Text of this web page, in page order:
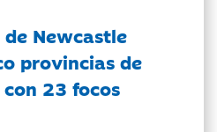
Newcastle
provincias de
23 focos